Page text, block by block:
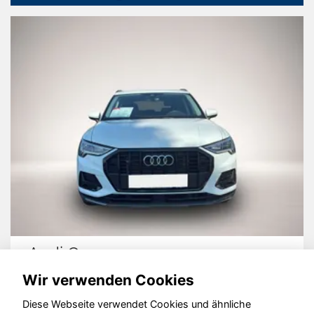
Audi Q3
Wir verwenden Cookies
Diese Webseite verwendet Cookies und ähnliche